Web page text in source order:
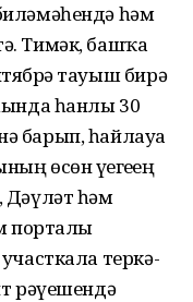
һәм
Тимәк, башҡа
тауыш бирә
һанлы 30
барып, һайлауҙа
өсөн үҙегеҙҙең
Дәүләт һәм
порталы
участкала теркә­
рәүешен­дә